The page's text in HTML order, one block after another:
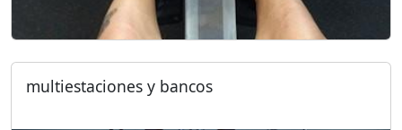
multiestaciones y bancos